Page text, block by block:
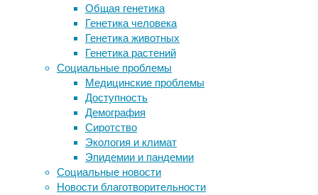
Общая генетика
Генетика человека
Генетика животных
Генетика растений
Социальные проблемы
Медицинские проблемы
Доступность
Демография
Сиротство
Экология и климат
Эпидемии и пандемии
Социальные новости
Новости благотворительности
обработку
знаний
цвете
объектов.
работе,